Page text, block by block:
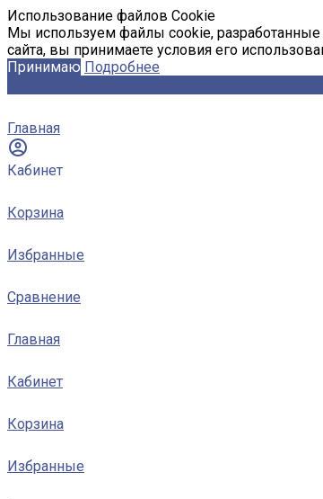
Использование файлов Cookie
Мы используем файлы cookie,
сайта, вы принимаете условия его
Принимаю Подробнее
Главная
Кабинет
Корзина
Избранные
Сравнение
Главная
Кабинет
Корзина
Избранные